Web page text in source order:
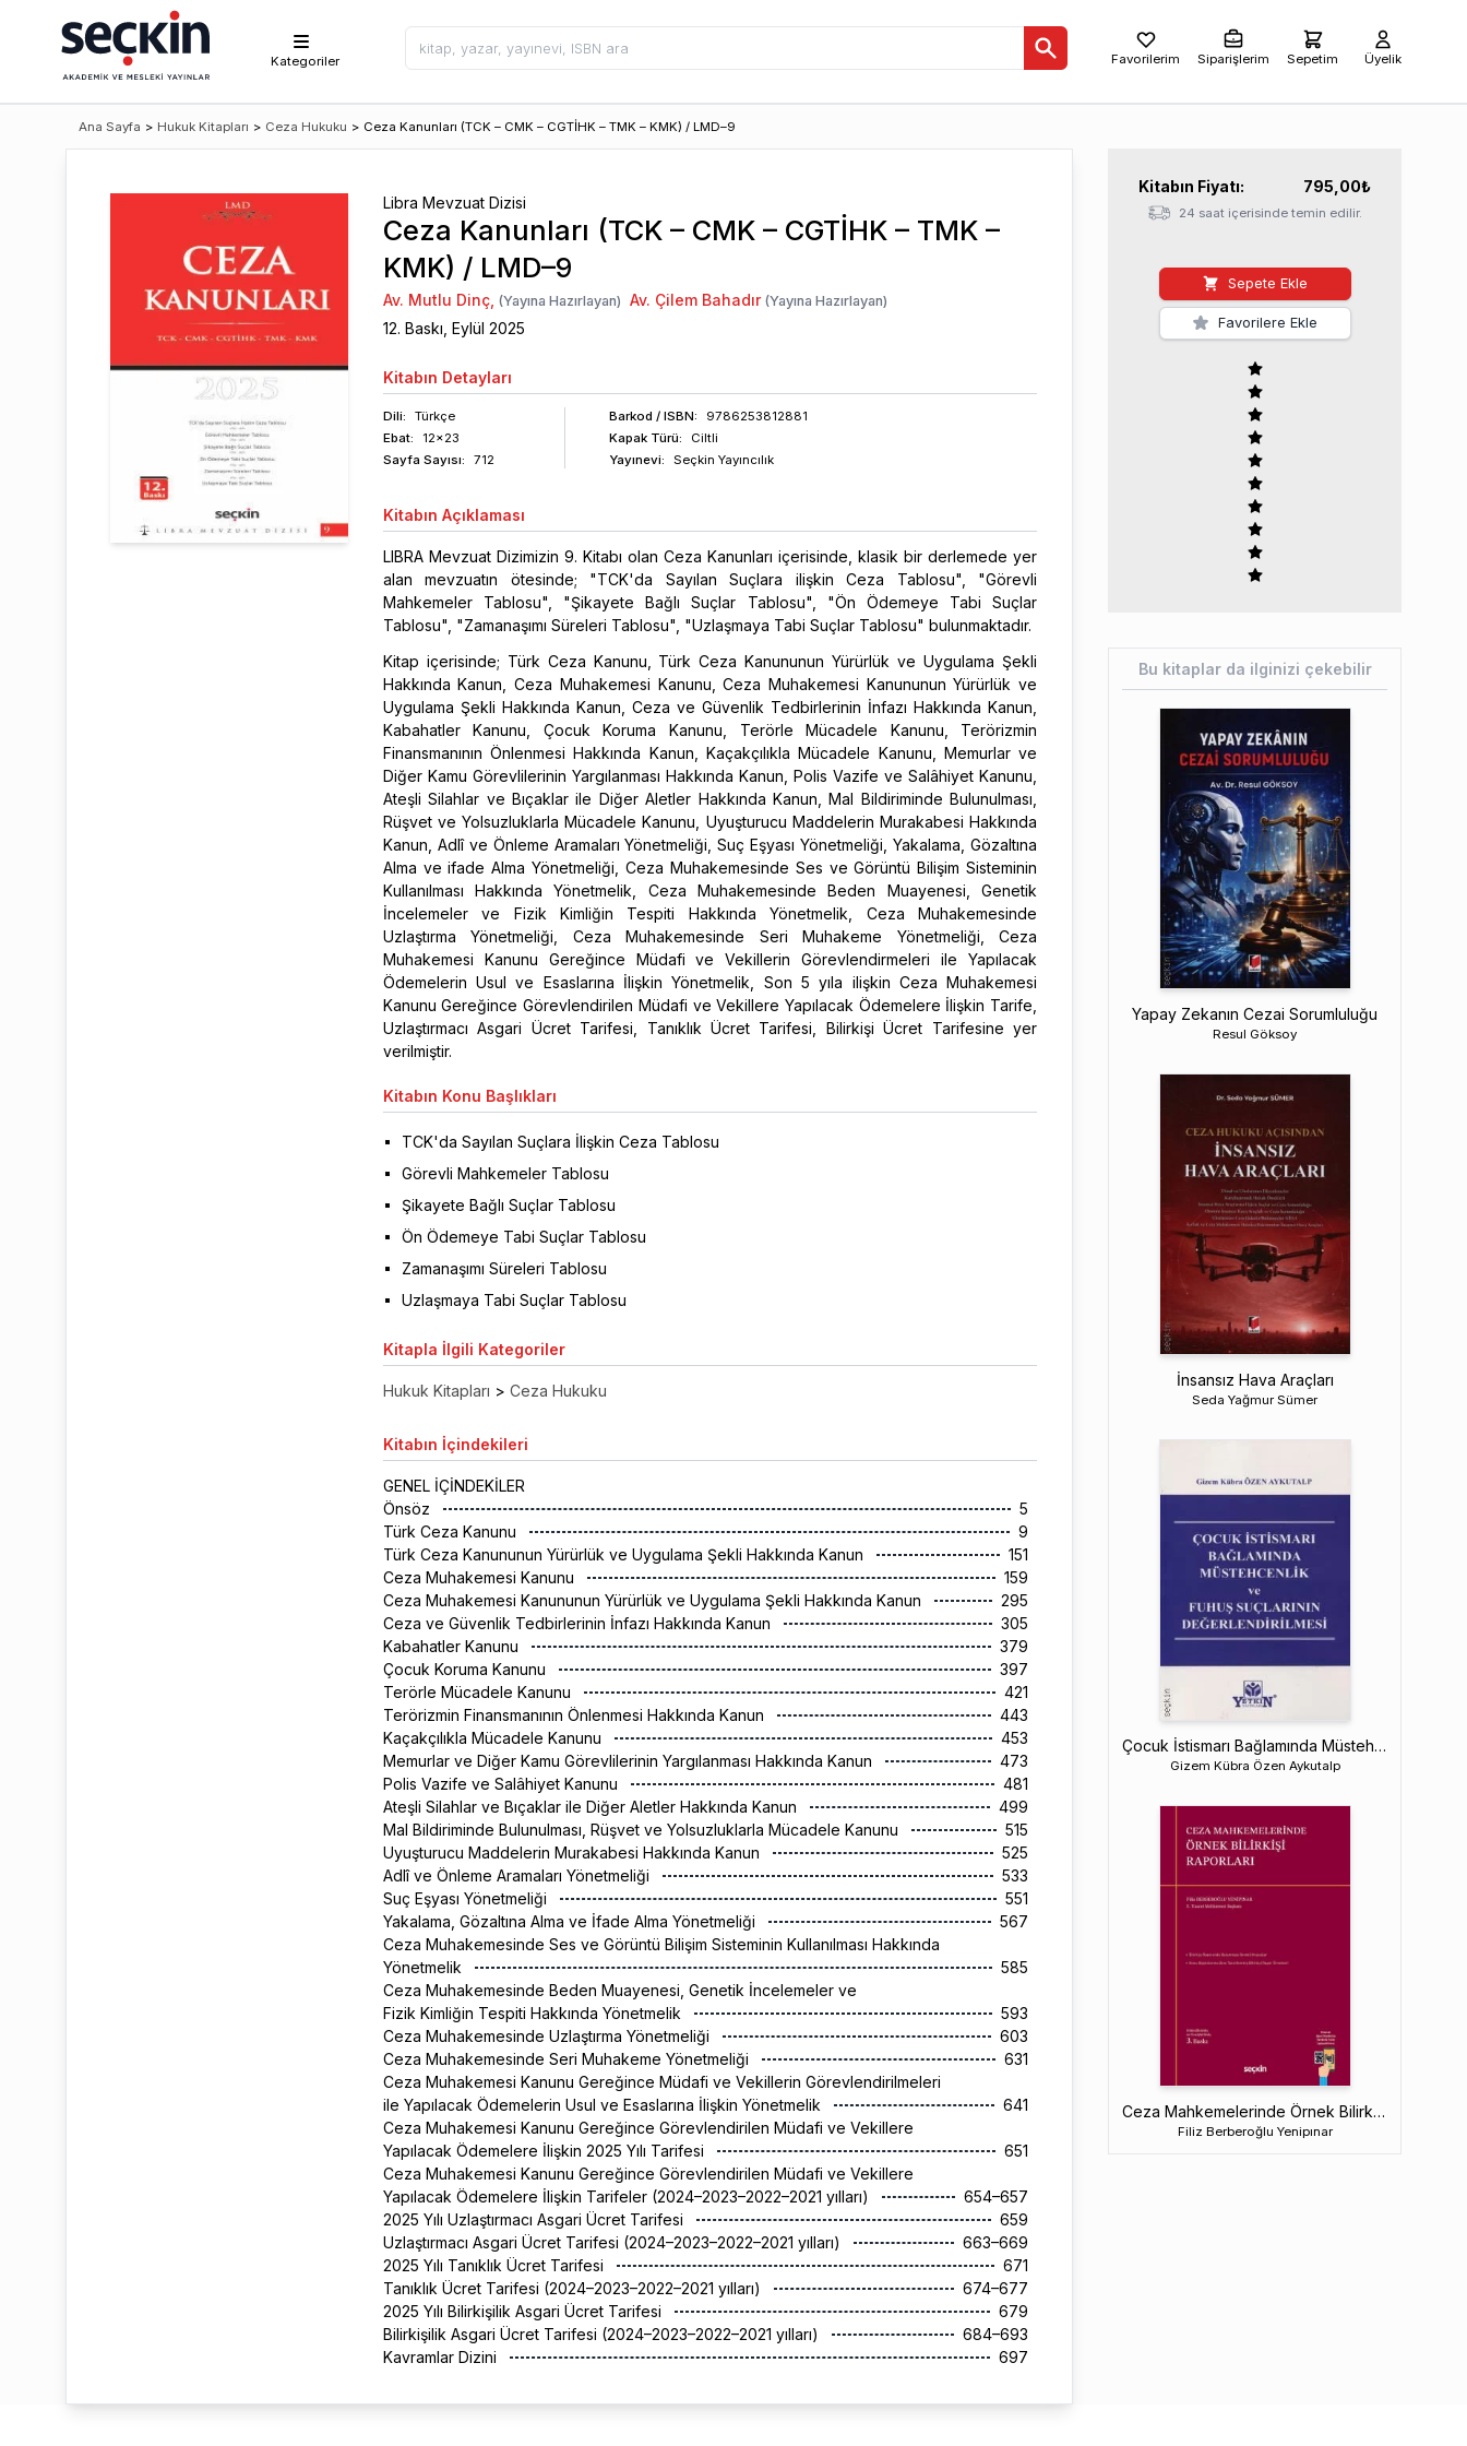
Kategoriler Favorilerim Siparişlerim Sepetim Üyelik
Ana Sayfa > Hukuk Kitapları > Ceza Hukuku > Ceza Kanunları (TCK – CMK – CGTİHK – TMK – KMK) / LMD–9
Libra Mevzuat Dizisi
Ceza Kanunları (TCK – CMK – CGTİHK – TMK –
KMK) / LMD–9
Av. Mutlu Dinç, (Yayına Hazırlayan) Av. Çilem Bahadır(Yayına Hazırlayan)
12. Baskı, Eylül 2025
Kitabın Detayları
Dili:
Türkçe
Ebat:
12x23
Sayfa Sayısı: 712
Barkod / ISBN:
9786253812881
Kapak Türü:
Ciltli
Yayınevi:
Seçkin Yayıncılık
Kitabın Açıklaması
LIBRA Mevzuat Dizimizin 9. Kitabı olan Ceza Kanunları içerisinde, klasik bir derlemede yer
alan mevzuatın ötesinde; "TCK'da Sayılan Suçlara ilişkin Ceza Tablosu", "Görevli
Mahkemeler Tablosu", "Şikayete Bağlı Suçlar Tablosu", "Ön Ödemeye Tabi Suçlar
Tablosu", "Zamanaşımı Süreleri Tablosu", "Uzlaşmaya Tabi Suçlar Tablosu" bulunmaktadır.
Kitap içerisinde; Türk Ceza Kanunu, Türk Ceza Kanununun Yürürlük ve Uygulama Şekli
Hakkında Kanun, Ceza Muhakemesi Kanunu, Ceza Muhakemesi Kanununun Yürürlük ve
Uygulama Şekli Hakkında Kanun, Ceza ve Güvenlik Tedbirlerinin İnfazı Hakkında Kanun,
Kabahatler Kanunu, Çocuk Koruma Kanunu, Terörle Mücadele Kanunu, Terörizmin
Finansmanının Önlenmesi Hakkında Kanun, Kaçakçılıkla Mücadele Kanunu, Memurlar ve
Diğer Kamu Görevlilerinin Yargılanması Hakkında Kanun, Polis Vazife ve Salâhiyet Kanunu,
Ateşli Silahlar ve Bıçaklar ile Diğer Aletler Hakkında Kanun, Mal Bildiriminde Bulunulması,
Rüşvet ve Yolsuzluklarla Mücadele Kanunu, Uyuşturucu Maddelerin Murakabesi Hakkında
Kanun, Adlî ve Önleme Aramaları Yönetmeliği, Suç Eşyası Yönetmeliği, Yakalama, Gözaltına
Alma ve ifade Alma Yönetmeliği, Ceza Muhakemesinde Ses ve Görüntü Bilişim Sisteminin
Kullanılması Hakkında Yönetmelik, Ceza Muhakemesinde Beden Muayenesi, Genetik
İncelemeler ve Fizik Kimliğin Tespiti Hakkında Yönetmelik, Ceza Muhakemesinde
Uzlaştırma Yönetmeliği, Ceza Muhakemesinde Seri Muhakeme Yönetmeliği, Ceza
Muhakemesi Kanunu Gereğince Müdafi ve Vekillerin Görevlendirmeleri ile Yapılacak
Ödemelerin Usul ve Esaslarına İlişkin Yönetmelik, Son 5 yıla ilişkin Ceza Muhakemesi
Kanunu Gereğince Görevlendirilen Müdafi ve Vekillere Yapılacak Ödemelere İlişkin Tarife,
Uzlaştırmacı Asgari Ücret Tarifesi, Tanıklık Ücret Tarifesi, Bilirkişi Ücret Tarifesine yer
verilmiştir.
Kitabın Konu Başlıkları
TCK'da Sayılan Suçlara İlişkin Ceza Tablosu
Görevli Mahkemeler Tablosu
Şikayete Bağlı Suçlar Tablosu
Ön Ödemeye Tabi Suçlar Tablosu
Zamanaşımı Süreleri Tablosu
Uzlaşmaya Tabi Suçlar Tablosu
Kitapla İlgili Kategoriler
Hukuk Kitapları > Ceza Hukuku
Kitabın İçindekileri
GENEL İÇİNDEKİLER
Önsöz
5
Türk Ceza Kanunu
9
Türk Ceza Kanununun Yürürlük ve Uygulama Şekli Hakkında Kanun
151
Ceza Muhakemesi Kanunu
159
Ceza Muhakemesi Kanununun Yürürlük ve Uygulama Şekli Hakkında Kanun
295
Ceza ve Güvenlik Tedbirlerinin İnfazı Hakkında Kanun
305
Kabahatler Kanunu
379
Çocuk Koruma Kanunu
397
Terörle Mücadele Kanunu
421
Terörizmin Finansmanının Önlenmesi Hakkında Kanun
443
Kaçakçılıkla Mücadele Kanunu
453
Memurlar ve Diğer Kamu Görevlilerinin Yargılanması Hakkında Kanun
473
Polis Vazife ve Salâhiyet Kanunu
481
Ateşli Silahlar ve Bıçaklar ile Diğer Aletler Hakkında Kanun
499
Mal Bildiriminde Bulunulması, Rüşvet ve Yolsuzluklarla Mücadele Kanunu
515
Uyuşturucu Maddelerin Murakabesi Hakkında Kanun
525
Adlî ve Önleme Aramaları Yönetmeliği
533
Suç Eşyası Yönetmeliği
551
Yakalama, Gözaltına Alma ve İfade Alma Yönetmeliği
567
Ceza Muhakemesinde Ses ve Görüntü Bilişim Sisteminin Kullanılması Hakkında
Yönetmelik
585
Ceza Muhakemesinde Beden Muayenesi, Genetik İncelemeler ve
Fizik Kimliğin Tespiti Hakkında Yönetmelik
593
Ceza Muhakemesinde Uzlaştırma Yönetmeliği
603
Ceza Muhakemesinde Seri Muhakeme Yönetmeliği
631
Ceza Muhakemesi Kanunu Gereğince Müdafi ve Vekillerin Görevlendirilmeleri
ile Yapılacak Ödemelerin Usul ve Esaslarına İlişkin Yönetmelik
641
Ceza Muhakemesi Kanunu Gereğince Görevlendirilen Müdafi ve Vekillere
Yapılacak Ödemelere İlişkin 2025 Yılı Tarifesi
651
Ceza Muhakemesi Kanunu Gereğince Görevlendirilen Müdafi ve Vekillere
Yapılacak Ödemelere İlişkin Tarifeler (2024–2023–2022–2021 yılları)
654–657
2025 Yılı Uzlaştırmacı Asgari Ücret Tarifesi
659
Uzlaştırmacı Asgari Ücret Tarifesi (2024–2023–2022–2021 yılları)
663–669
2025 Yılı Tanıklık Ücret Tarifesi
671
Tanıklık Ücret Tarifesi (2024–2023–2022–2021 yılları)
674–677
2025 Yılı Bilirkişilik Asgari Ücret Tarifesi
679
Bilirkişilik Asgari Ücret Tarifesi (2024–2023–2022–2021 yılları)
684–693
Kavramlar Dizini
697
Kitabın Fiyatı: 795,00₺
24 saat içerisinde temin edilir.
Sepete Ekle
Favorilere Ekle
Bu kitaplar da ilginizi çekebilir
Yapay Zekanın Cezai Sorumluluğu
Resul Göksoy
İnsansız Hava Araçları
Seda Yağmur Sümer
Çocuk İstismarı Bağlamında Müstehcenlik ve Fuhuş Suçlarının Değerlendirilmesi
Gizem Kübra Özen Aykutalp
Ceza Mahkemelerinde Örnek Bilirkişi Raporları
Filiz Berberoğlu Yenipınar